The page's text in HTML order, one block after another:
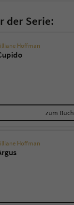
der Serie:
Hoffman
zum Buch
Hoffman